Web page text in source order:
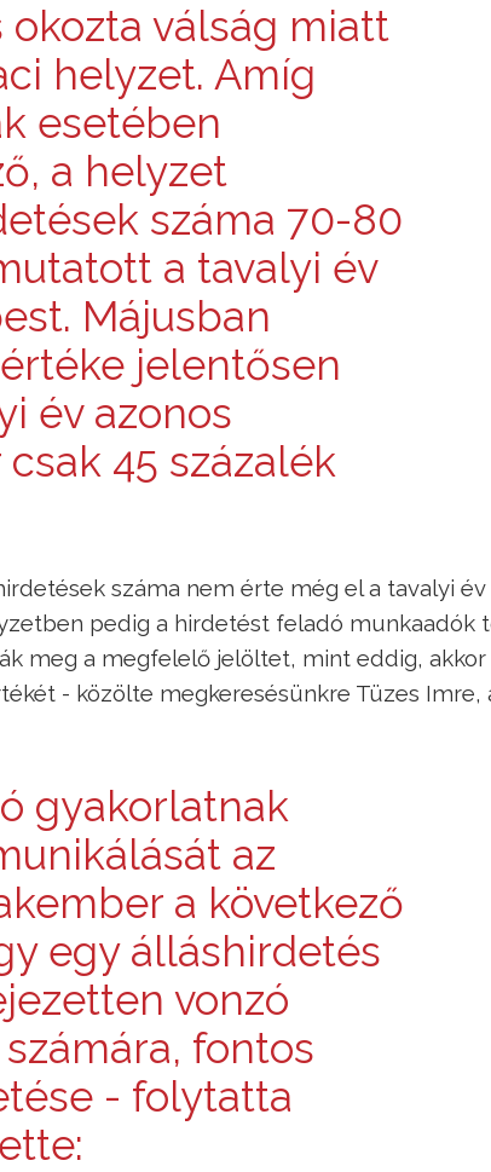
okozta válság miatt
helyzet. Amíg
esetében
a helyzet
száma 70-80
a tavalyi év
Májusban
jelentősen
év azonos
45 százalék
száma nem érte még el a tavalyi év
pedig a hirdetést feladó munkaadók
meg a megfelelő jelöltet, mint eddig, akkor
- közölte megkeresésünkre Tüzes Imre,
gyakorlatnak
az
a következő
egy álláshirdetés
vonzó
fontos
- folytatta